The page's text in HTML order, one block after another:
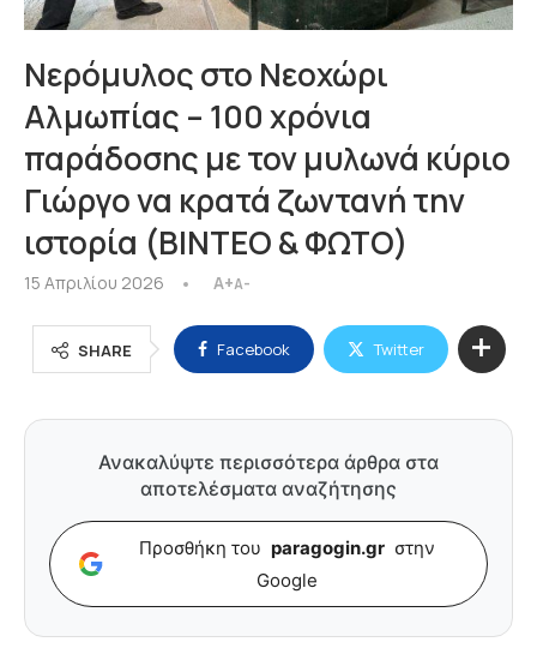
Νερόμυλος στο Νεοχώρι
Αλμωπίας – 100 χρόνια
παράδοσης με τον μυλωνά κύριο
Γιώργο να κρατά ζωντανή την
ιστορία (ΒΙΝΤΕΟ & ΦΩΤΟ)
15 Απριλίου 2026 A+A-
SHARE Facebook Twitter
Ανακαλύψτε περισσότερα άρθρα στα
αποτελέσματα αναζήτησης
Προσθήκη του paragogin.gr στην
Google